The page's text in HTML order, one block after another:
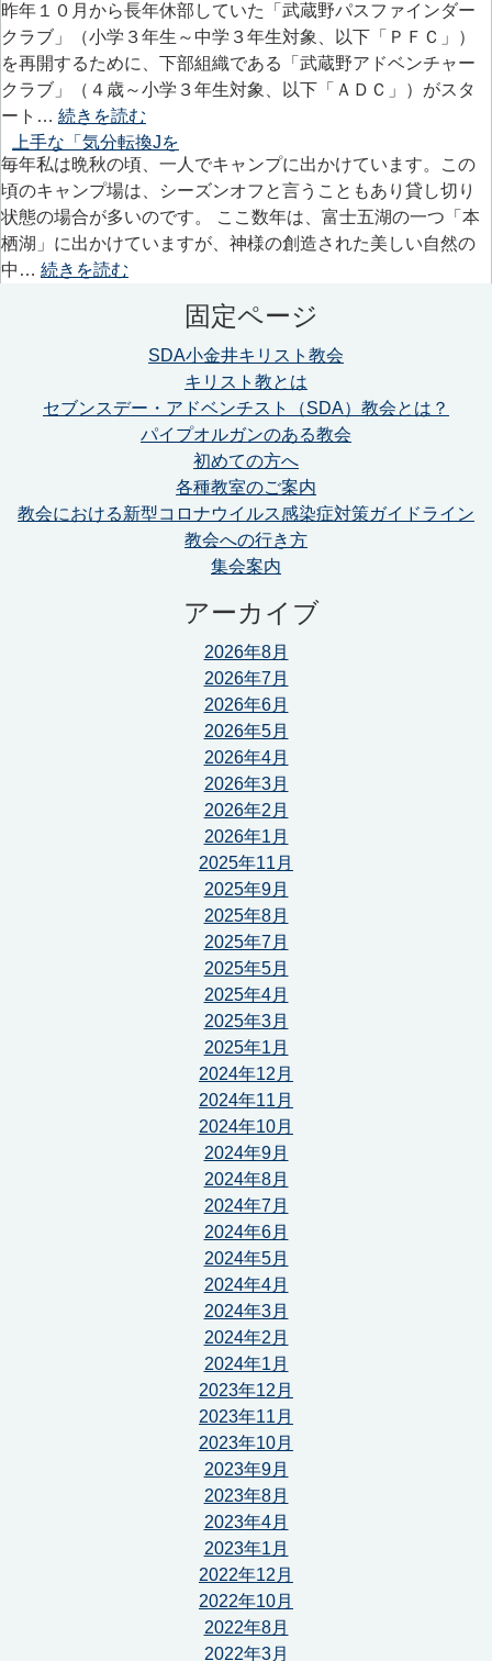
昨年１０月から長年休部していた「武蔵野パスファインダー
クラブ」（小学３年生～中学３年生対象、以下「ＰＦＣ」）
を再開するために、下部組織である「武蔵野アドベンチャー
クラブ」（４歳～小学３年生対象、以下「ＡＤＣ」）がスタ
ート… 続きを読む
上手な「気分転換Jを
毎年私は晩秋の頃、一人でキャンプに出かけています。この
頃のキャンプ場は、シーズンオフと言うこともあり貸し切り
状態の場合が多いのです。 ここ数年は、富士五湖の一つ「本
栖湖」に出かけていますが、神様の創造された美しい自然の
中… 続きを読む
固定ページ
SDA小金井キリスト教会
キリスト教とは
セブンスデー・アドベンチスト（SDA）教会とは？
パイプオルガンのある教会
初めての方へ
各種教室のご案内
教会における新型コロナウイルス感染症対策ガイドライン
教会への行き方
集会案内
アーカイブ
2026年8月
2026年7月
2026年6月
2026年5月
2026年4月
2026年3月
2026年2月
2026年1月
2025年11月
2025年9月
2025年8月
2025年7月
2025年5月
2025年4月
2025年3月
2025年1月
2024年12月
2024年11月
2024年10月
2024年9月
2024年8月
2024年7月
2024年6月
2024年5月
2024年4月
2024年3月
2024年2月
2024年1月
2023年12月
2023年11月
2023年10月
2023年9月
2023年8月
2023年4月
2023年1月
2022年12月
2022年10月
2022年8月
2022年3月